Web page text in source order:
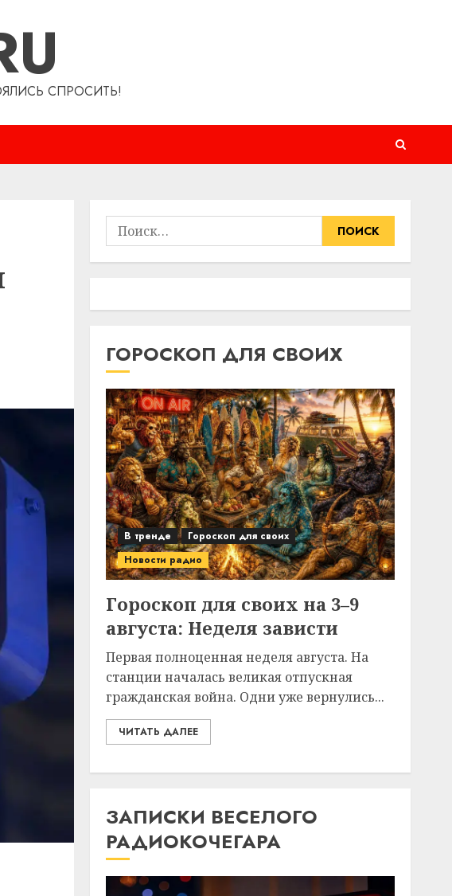
СПРОСИТЬ!
Найти:
ГОРОСКОП ДЛЯ СВОИХ
В тренде
Гороскоп для своих
Новости радио
Гороскоп для своих на 3–9
августа: Неделя зависти
Первая полноценная неделя августа. На
станции началась великая отпускная
гражданская война. Одни уже вернулись...
ЧИТАТЬ ДАЛЕЕ
ЗАПИСКИ ВЕСЕЛОГО
РАДИОКОЧЕГАРА